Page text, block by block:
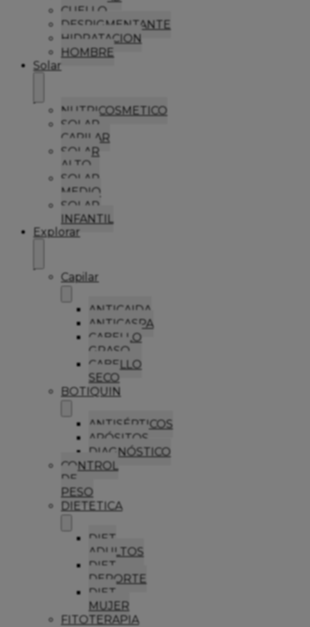
CUELLO
DESPIGMENTANTE
HIDRATACION
HOMBRE
Solar
NUTRICOSMETICO
SOLAR
CAPILAR
SOLAR
ALTO
SOLAR
MEDIO
SOLAR
INFANTIL
Explorar
Capilar
ANTICAIDA
ANTICASPA
CABELLO
GRASO
CABELLO
SECO
BOTIQUIN
ANTISÉPTICOS
APÓSITOS
DIAGNÓSTICO
CONTROL
DE
PESO
DIETETICA
DIET
ADULTOS
DIET
DEPORTE
DIET
MUJER
FITOTERAPIA